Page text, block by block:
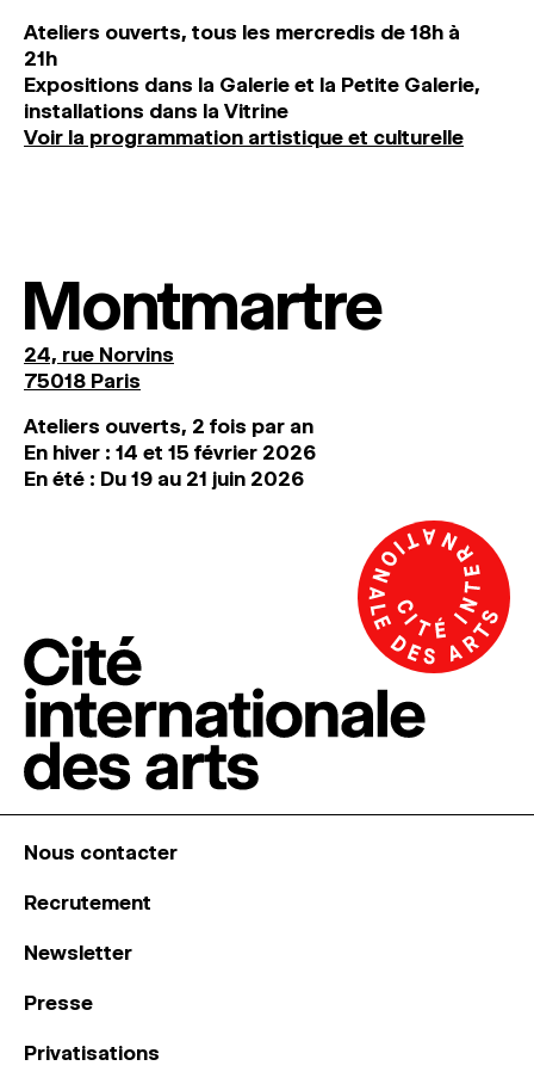
Ateliers ouverts, tous les mercredis de 18h à
21h
Expositions dans la Galerie et la Petite Galerie,
installations dans la Vitrine
Voir la programmation artistique et culturelle
Montmartre
24, rue Norvins
75018 Paris
Ateliers ouverts, 2 fois par an
En hiver : 14 et 15 février 2026
En été : Du 19 au 21 juin 2026
Nous contacter
Recrutement
Newsletter
Presse
Privatisations